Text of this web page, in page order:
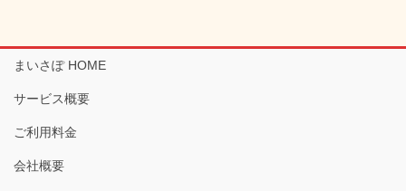
まいさぽ HOME
サービス概要
ご利用料金
会社概要